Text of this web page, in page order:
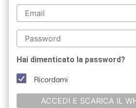
Hai dimenticato la password?
Ricordami
ACCEDI E SCARICA IL